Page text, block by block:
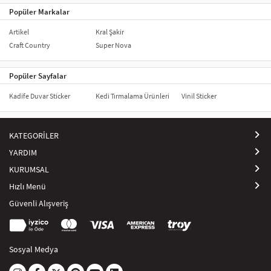
Popüler Markalar
Artikel
Craft Country
Kral Şakir
Super Nova
Popüler Sayfalar
Kadife Duvar Sticker Kedi Tırmalama Ürünleri Vinil Sticker
KATEGORİLER
YARDIM
KURUMSAL
Hızlı Menü
Güvenli Alışveriş
Sosyal Medya